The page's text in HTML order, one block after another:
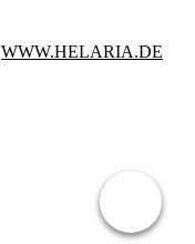
WWW.HELARIA.DE